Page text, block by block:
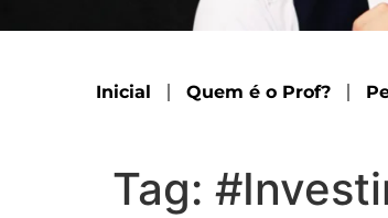
Inicial Quem é o Prof?
Tag: